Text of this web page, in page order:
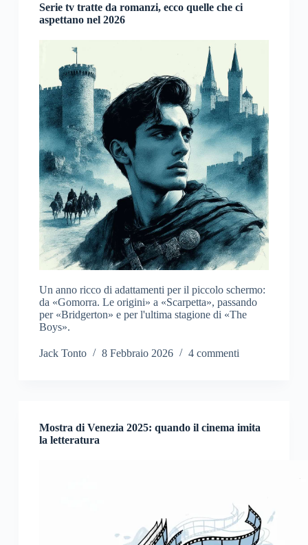
Serie tv tratte da romanzi, ecco quelle che ci
aspettano nel 2026
Un anno ricco di adattamenti per il piccolo schermo:
da «Gomorra. Le origini» a «Scarpetta», passando
per «Bridgerton» e per l'ultima stagione di «The
Boys».
Jack Tonto 8 Febbraio 2026 4 commenti
Mostra di Venezia 2025: quando il cinema imita
la letteratura